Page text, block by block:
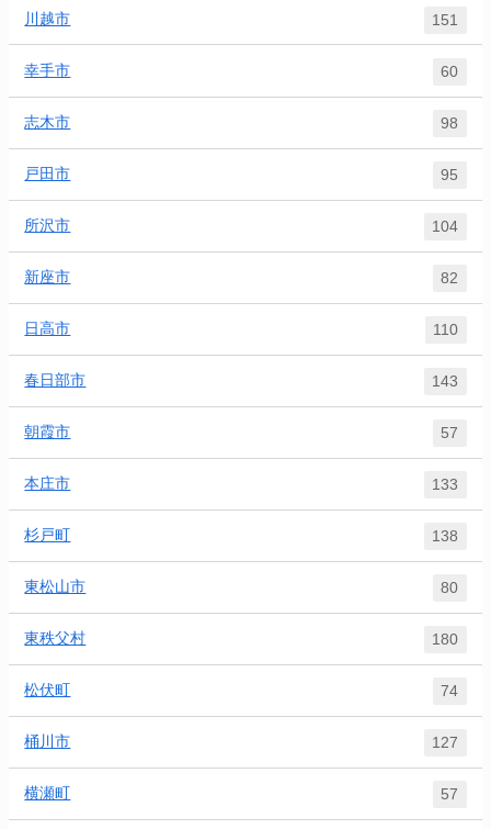
川越市 151
幸手市 60
志木市 98
戸田市 95
所沢市 104
新座市 82
日高市 110
春日部市 143
朝霞市 57
本庄市 133
杉戸町 138
東松山市 80
東秩父村 180
松伏町 74
桶川市 127
横瀬町 57